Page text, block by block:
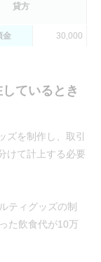
貸方
金 30,000
ているとき
ズを制作し、取引
けて計上する必要
ティグッズの制
た飲食代が10万